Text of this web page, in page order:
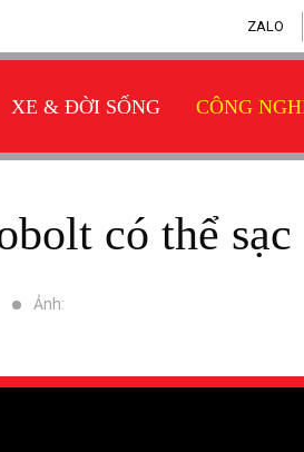
ZALO
XE & ĐỜI SỐNG CÔNG
có thể
Ảnh: